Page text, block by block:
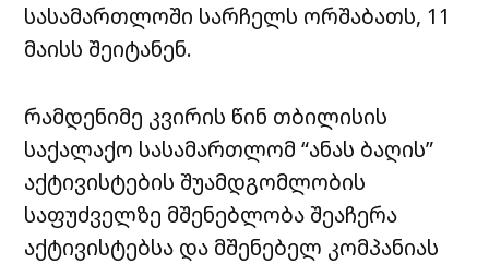
სასამართლოში სარჩელს ორშაბათს, 11
მაისს შეიტანენ.
რამდენიმე კვირის წინ თბილისის
საქალაქო სასამართლომ “ანას ბაღის”
აქტივისტების შუამდგომლობის
საფუძველზე მშენებლობა შეაჩერა
აქტივისტებსა და მშენებელ კომპანიას